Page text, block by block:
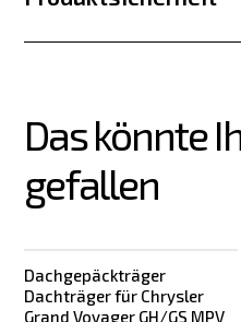
Das könnte
gefallen
Dachgepäckträger
Dachträger für Chrysler
Grand Voyager GH/GS MPV